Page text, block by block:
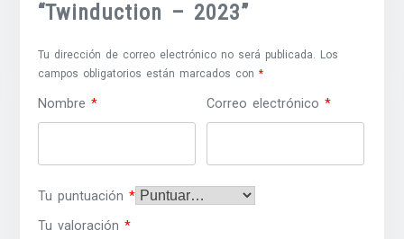
“Twinduction – 2023”
Tu dirección de correo electrónico no será publicada. Los
campos obligatorios están marcados con*
Nombre* Correo electrónico*
Tu puntuación*
Tu valoración*